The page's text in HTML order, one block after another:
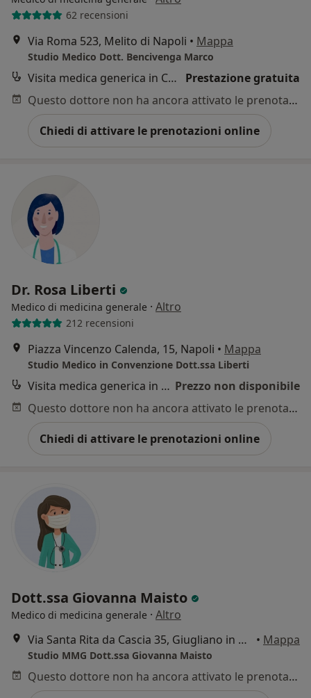
62 recensioni
Via Roma 523, Melito di Napoli • Mappa
Studio Medico Dott. Bencivenga Marco
Visita medica generica in CONVENZIONE
Prestazione gratuita
Questo dottore non ha ancora attivato le prenotazioni online presso questo indirizzo.
Chiedi di attivare le prenotazioni online
Dr. Rosa Liberti
Medico di medicina generale · Altro
212 recensioni
Piazza Vincenzo Calenda, 15, Napoli • Mappa
Studio Medico in Convenzione Dott.ssa Liberti
Visita medica generica in CONVENZIONE Prezzo non disponibile
Questo dottore non ha ancora attivato le prenotazioni online presso questo indirizzo.
Chiedi di attivare le prenotazioni online
Dott.ssa Giovanna Maisto
Medico di medicina generale · Altro
Via Santa Rita da Cascia 35, Giugliano in Campania
• Mappa
Studio MMG Dott.ssa Giovanna Maisto
Questo dottore non ha ancora attivato le prenotazioni online presso questo indirizzo.